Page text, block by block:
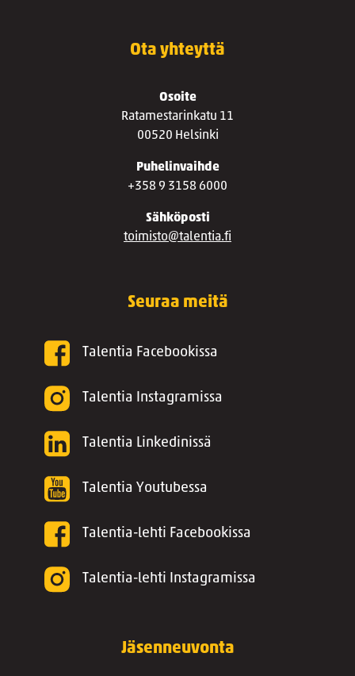
Ota yhteyttä
Osoite
Ratamestarinkatu 11
00520 Helsinki
Puhelinvaihde
+358 9 3158 6000
Sähköposti
toimisto@talentia.fi
Seuraa meitä
Talentia Facebookissa
Talentia Instagramissa
Talentia Linkedinissä
Talentia Youtubessa
Talentia-lehti Facebookissa
Talentia-lehti Instagramissa
Jäsenneuvonta